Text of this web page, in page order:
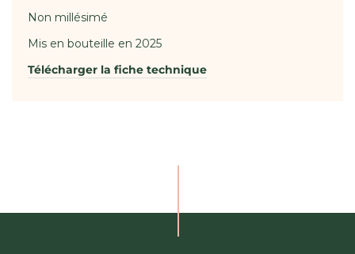
Non millésimé
Mis en bouteille en 2025
Télécharger la fiche technique